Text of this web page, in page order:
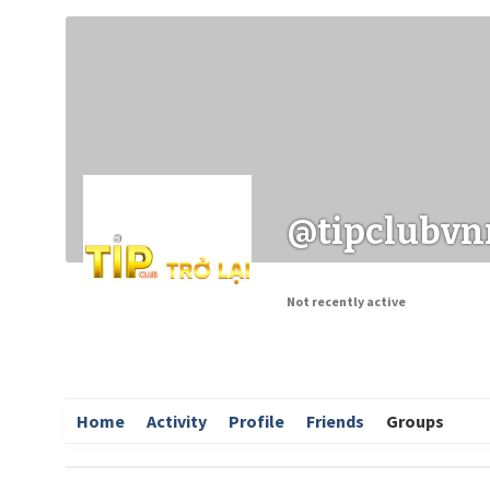
Заходи
Not recently active
Home Activity Profile Friends Groups